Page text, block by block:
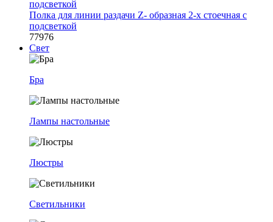
Полка для линии раздачи Z- образная 2-х стоечная с
подсветкой
77976
Свет
Бра
Лампы настольные
Люстры
Светильники